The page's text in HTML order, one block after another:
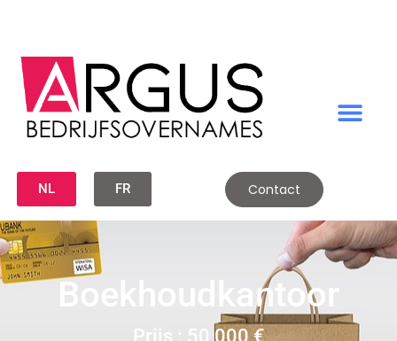
NL FR Contact
Boekhoudkantoor
Prijs : 50 000 €